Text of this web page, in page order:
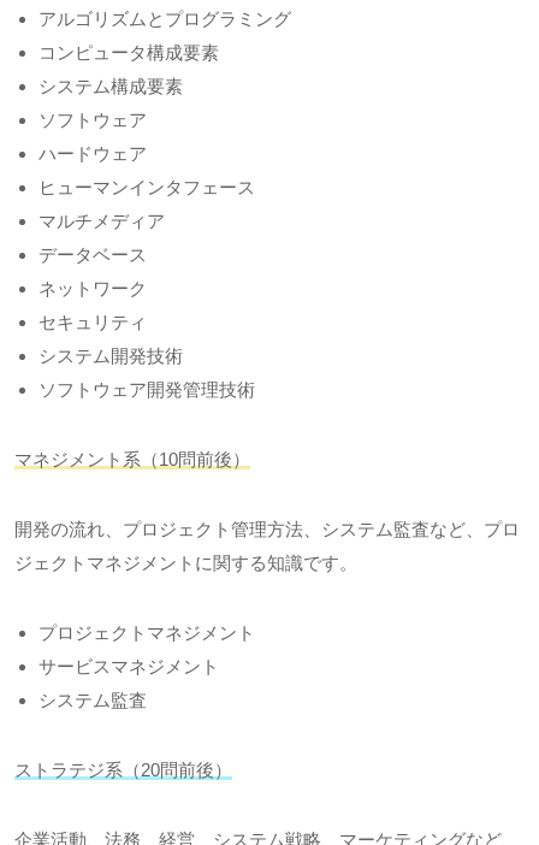
アルゴリズムとプログラミング
コンピュータ構成要素
システム構成要素
ソフトウェア
ハードウェア
ヒューマンインタフェース
マルチメディア
データベース
ネットワーク
セキュリティ
システム開発技術
ソフトウェア開発管理技術
マネジメント系（10問前後）
開発の流れ、プロジェクト管理方法、システム監査など、プロ
ジェクトマネジメントに関する知識です。
プロジェクトマネジメント
サービスマネジメント
システム監査
ストラテジ系（20問前後）
企業活動、法務、経営、システム戦略、マーケティングなど、